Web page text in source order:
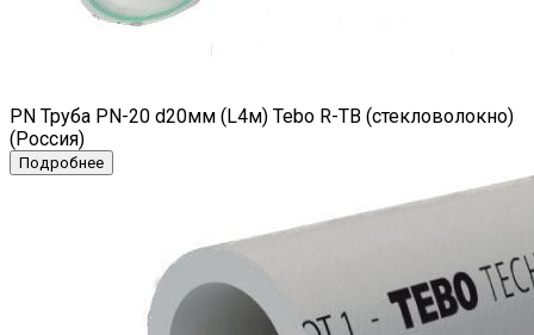
PN Труба PN-20 d20мм (L4м) Tebo R-TB (стекловолокно)
(Россия)